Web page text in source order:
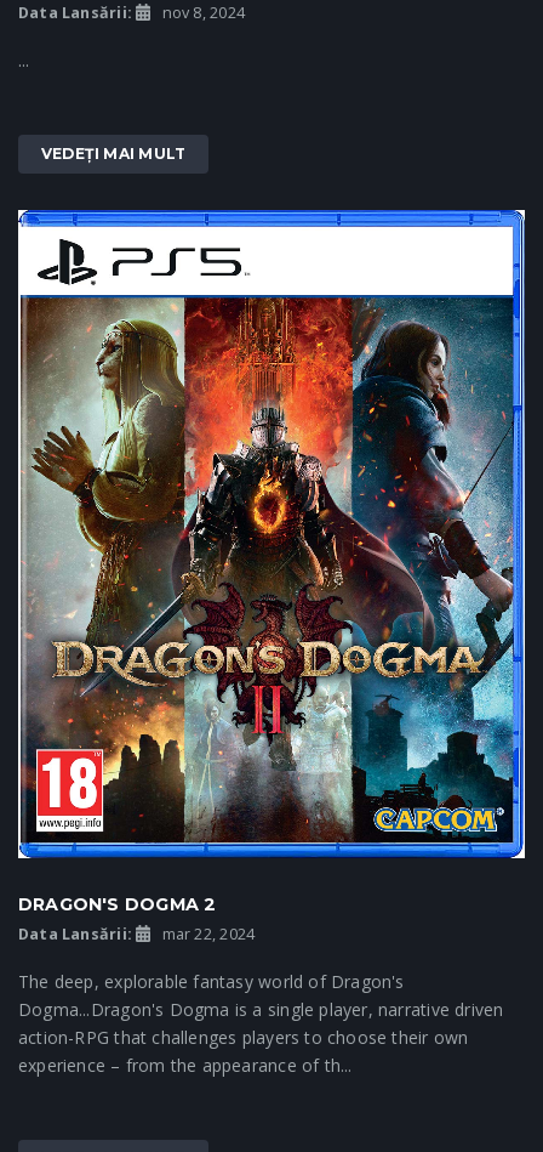
Data Lansării: nov 8, 2024
...
VEDEȚI MAI MULT
DRAGON'S DOGMA 2
Data Lansării: mar 22, 2024
The deep, explorable fantasy world of Dragon's
Dogma...Dragon's Dogma is a single player, narrative driven
action-RPG that challenges players to choose their own
experience – from the appearance of th...